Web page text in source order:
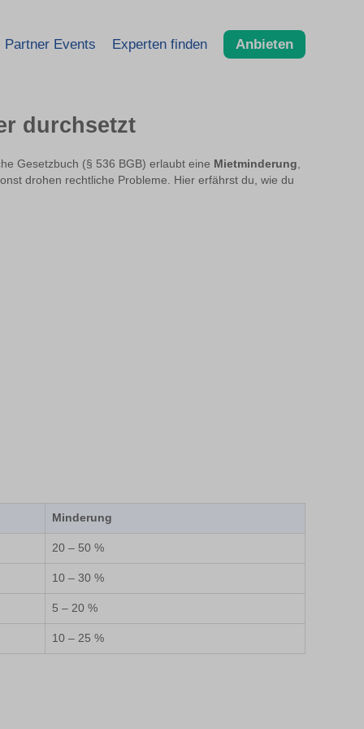
Partner Events Experten finden Anbieten
durchsetzt
Gesetzbuch (§ 536 BGB) erlaubt eine Mietminderung,
drohen rechtliche Probleme. Hier erfährst du, wie du
Minderung
20 – 50 %
10 – 30 %
5 – 20 %
10 – 25 %